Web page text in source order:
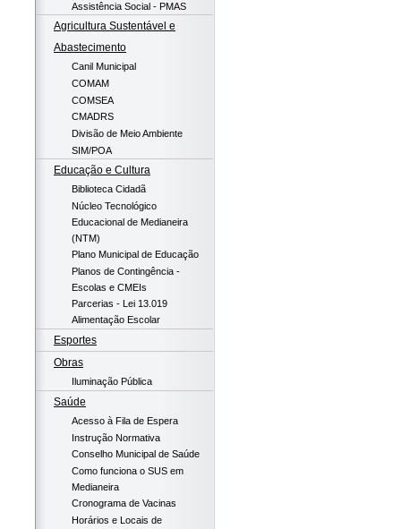
Assistência Social - PMAS
Agricultura Sustentável e
Abastecimento
Canil Municipal
COMAM
COMSEA
CMADRS
Divisão de Meio Ambiente
SIM/POA
Educação e Cultura
Biblioteca Cidadã
Núcleo Tecnológico
Educacional de Medianeira
(NTM)
Plano Municipal de Educação
Planos de Contingência -
Escolas e CMEIs
Parcerias - Lei 13.019
Alimentação Escolar
Esportes
Obras
Iluminação Pública
Saúde
Acesso à Fila de Espera
Instrução Normativa
Conselho Municipal de Saúde
Como funciona o SUS em
Medianeira
Cronograma de Vacinas
Horários e Locais de